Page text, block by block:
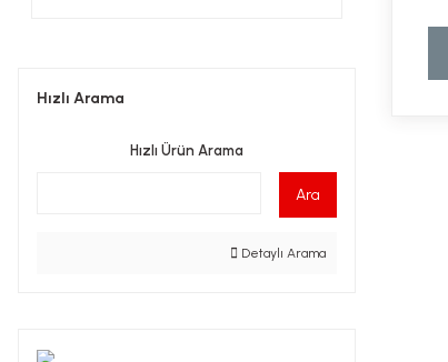
Hızlı Arama
Hızlı Ürün Arama
Ara
Detaylı Arama